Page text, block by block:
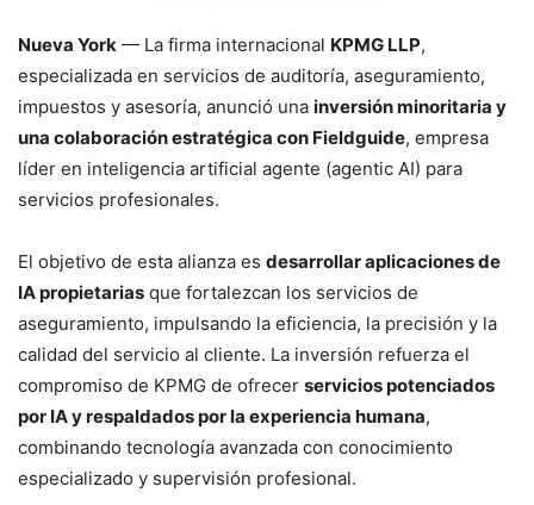
Nueva York — La firma internacional KPMG LLP,
especializada en servicios de auditoría, aseguramiento,
impuestos y asesoría, anunció una inversión minoritaria y
una colaboración estratégica con Fieldguide, empresa
líder en inteligencia artificial agente (agentic AI) para
servicios profesionales.
El objetivo de esta alianza es desarrollar aplicaciones de
IA propietarias que fortalezcan los servicios de
aseguramiento, impulsando la eficiencia, la precisión y la
calidad del servicio al cliente. La inversión refuerza el
compromiso de KPMG de ofrecer servicios potenciados
por IA y respaldados por la experiencia humana,
combinando tecnología avanzada con conocimiento
especializado y supervisión profesional.